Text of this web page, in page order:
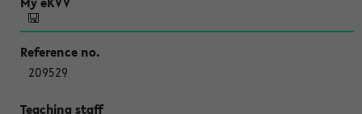
209529